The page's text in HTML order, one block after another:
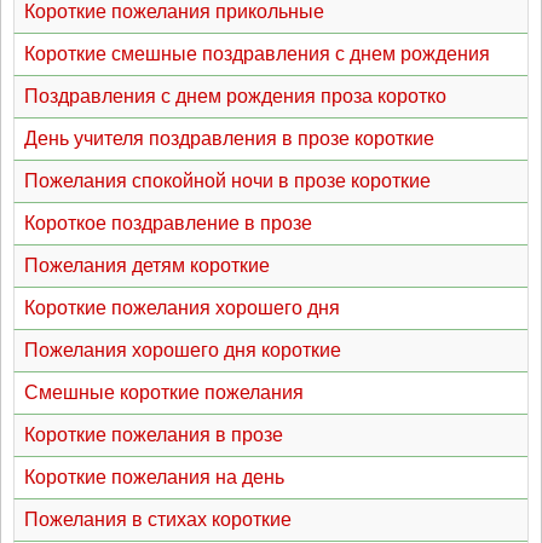
Короткие пожелания прикольные
Короткие смешные поздравления с днем рождения
Поздравления с днем рождения проза коротко
День учителя поздравления в прозе короткие
Пожелания спокойной ночи в прозе короткие
Короткое поздравление в прозе
Пожелания детям короткие
Короткие пожелания хорошего дня
Пожелания хорошего дня короткие
Смешные короткие пожелания
Короткие пожелания в прозе
Короткие пожелания на день
Пожелания в стихах короткие